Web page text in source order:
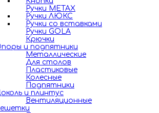
Ручки METAX
Ручки ЛЮКС
Ручки со вставками
Ручки GOLA
Крючки
и подпятники
Металлические
Для столов
Пластиковые
Колесные
Подпятники
и плинтус
Вентиляционные